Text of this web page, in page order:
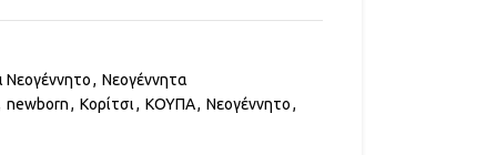
Νεογέννητο, Νεογέννητα
newborn, Κορίτσι, ΚΟΥΠΑ, Νεογέννητο,